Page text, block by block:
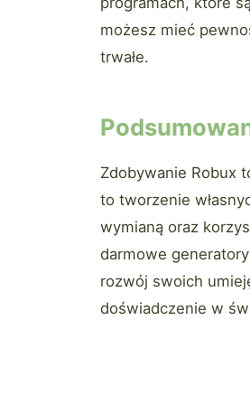
możesz mieć
trwałe.
Zdobywanie Robux
to tworzenie
wymianą oraz
darmowe
rozwój swoich
doświadczenie w